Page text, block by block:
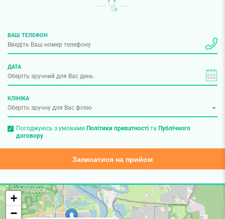
ВАШ ТЕЛЕФОН
ДАТА
КЛІНІКА
Погоджуюсь з умовами Політики приватностіта Публічного
договору
Записатися на прийом
+
−